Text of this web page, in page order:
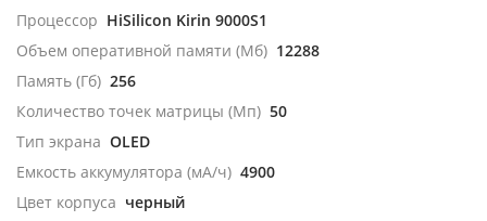
Процессор HiSilicon Kirin 9000S1
Объем оперативной памяти (Мб) 12288
Память (Гб) 256
Количество точек матрицы (Мп) 50
Тип экрана OLED
Емкость аккумулятора (мА/ч) 4900
Цвет корпуса черный